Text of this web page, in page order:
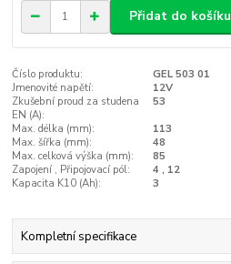
Přidat do košíku
Číslo produktu:
GEL 503 01
Jmenovité napětí:
12V
Zkušební proud za studena
EN (A):
53
Max. délka (mm):
113
Max. šířka (mm):
48
Max. celková výška (mm):
85
Zapojení , Připojovací pól:
4 , 12
Kapacita K10 (Ah):
3
Kompletní specifikace